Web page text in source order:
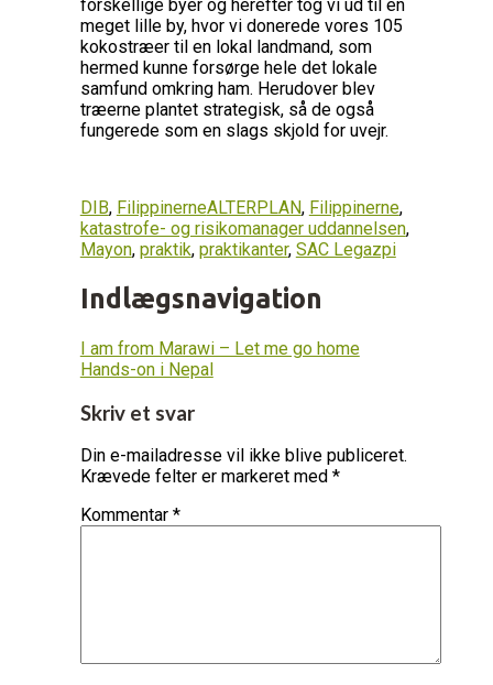
forskellige byer og herefter tog vi ud til en
meget lille by, hvor vi donerede vores 105
kokostræer til en lokal landmand, som
hermed kunne forsørge hele det lokale
samfund omkring ham. Herudover blev
træerne plantet strategisk, så de også
fungerede som en slags skjold for uvejr.
DIB, FilippinerneALTERPLAN, Filippinerne,
katastrofe- og risikomanager uddannelsen,
Mayon, praktik, praktikanter, SAC Legazpi
Indlægsnavigation
I am from Marawi – Let me go home
Hands-on i Nepal
Skriv et svar
Din e-mailadresse vil ikke blive publiceret.
Krævede felter er markeret med *
Kommentar *